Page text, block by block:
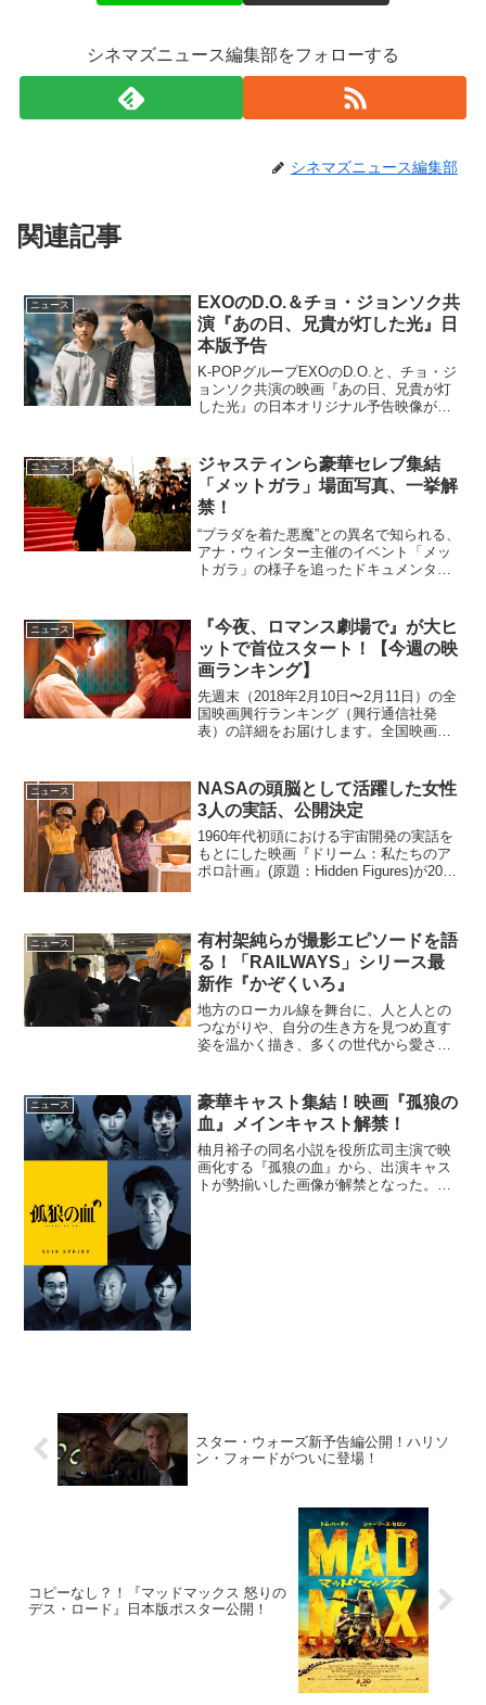
シネマズニュース編集部をフォローする
シネマズニュース編集部
関連記事
ニュース
EXOのD.O.＆チョ・ジョンソク共
演『あの日、兄貴が灯した光』日
本版予告
K-POPグループEXOのD.O.と、チョ・ジ
ョンソク共演の映画『あの日、兄貴が灯
した光』の日本オリジナル予告映像が公
表のコ・ドゥヨン(D.O.)は、試合中の事故
で視力...
ニュース
ジャスティンら豪華セレブ集結
「メットガラ」場面写真、一挙解
禁！
“プラダを着た悪魔”との異名で知られる、
アナ・ウィンター主催のイベント「メッ
トガラ」の様子を追ったドキュメンタリ
様子を捉えた場面写真が一挙解禁となっ
た。映画『メットガ...
ニュース
『今夜、ロマンス劇場で』が大ヒ
ットで首位スタート！【今週の映
画ランキング】
先週末（2018年2月10日〜2月11日）の全
国映画興行ランキング（興行通信社発
表）の詳細をお届けします。全国映画興
る時』3位（→）『不能犯』4位（NEW）
『マンハ...
ニュース
NASAの頭脳として活躍した女性
3人の実話、公開決定
1960年代初頭における宇宙開発の実話を
もとにした映画『ドリーム：私たちのア
ポロ計画』(原題：Hidden Figures)が2017
ニュース
有村架純らが撮影エピソードを語
る！「RAILWAYS」シリース最
新作『かぞくいろ』
地方のローカル線を舞台に、人と人との
つながりや、自分の生き方を見つめ直す
姿を温かく描き、多くの世代から愛され
『かぞくいろ』（2018年公開予定）が生
まれることが決定。本作は...
ニュース
豪華キャスト集結！映画『孤狼の
血』メインキャスト解禁！
柚月裕子の同名小説を役所広司主演で映
画化する『孤狼の血』から、出演キャス
トが勢揃いした画像が解禁となった。映
スター・ウォーズ新予告編公開！ハリソ
ン・フォードがついに登場！
コピーなし？！『マッドマックス 怒りの
デス・ロード』日本版ポスター公開！